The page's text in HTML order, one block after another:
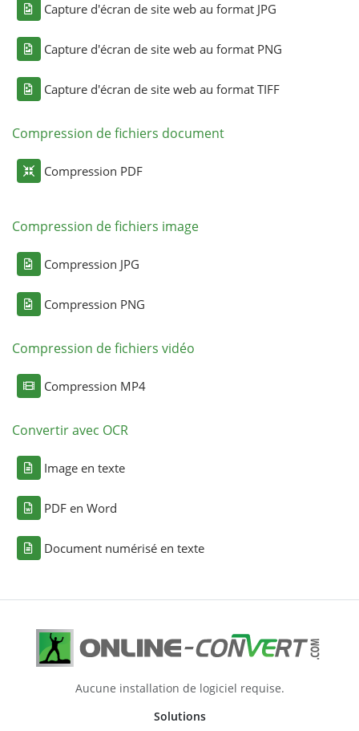
Capture d'écran de site web au format JPG
Capture d'écran de site web au format PNG
Capture d'écran de site web au format TIFF
Compression de fichiers document
Compression PDF
Compression de fichiers image
Compression JPG
Compression PNG
Compression de fichiers vidéo
Compression MP4
Convertir avec OCR
Image en texte
PDF en Word
Document numérisé en texte
Aucune installation de logiciel requise.
Solutions